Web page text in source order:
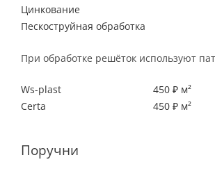
Цинкование
Пескоструйная обработка
При обработке решёток используют
Ws-plast
450 ₽ м²
Certa
450 ₽ м²
Поручни